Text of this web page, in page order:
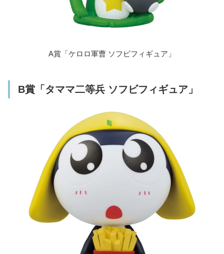
A賞「ケロロ軍曹 ソフビフィギュア」
B賞「タママ二等兵 ソフビフィギュア」